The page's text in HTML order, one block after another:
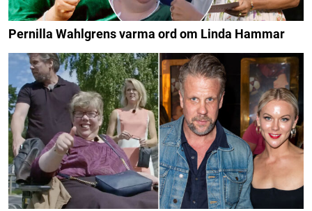
Pernilla Wahlgrens varma ord om Linda Hammar